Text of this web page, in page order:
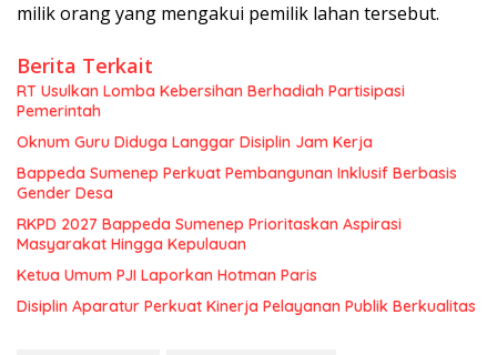
milik orang yang mengakui pemilik lahan tersebut.
Berita Terkait
RT Usulkan Lomba Kebersihan Berhadiah Partisipasi
Pemerintah
Oknum Guru Diduga Langgar Disiplin Jam Kerja
Bappeda Sumenep Perkuat Pembangunan Inklusif Berbasis
Gender Desa
RKPD 2027 Bappeda Sumenep Prioritaskan Aspirasi
Masyarakat Hingga Kepulauan
Ketua Umum PJI Laporkan Hotman Paris
Disiplin Aparatur Perkuat Kinerja Pelayanan Publik Berkualitas